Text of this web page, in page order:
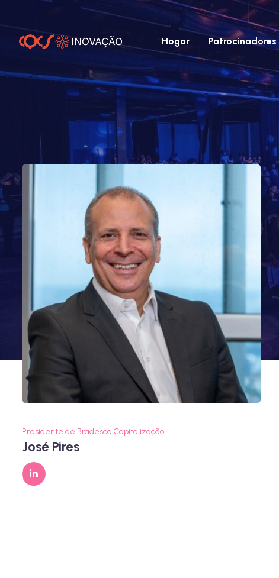
Hogar Patrocinadores
Presidente de Bradesco Capitalização
José Pires